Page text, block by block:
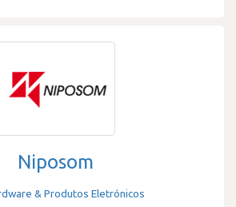
Niposom
& Produtos Eletrónicos